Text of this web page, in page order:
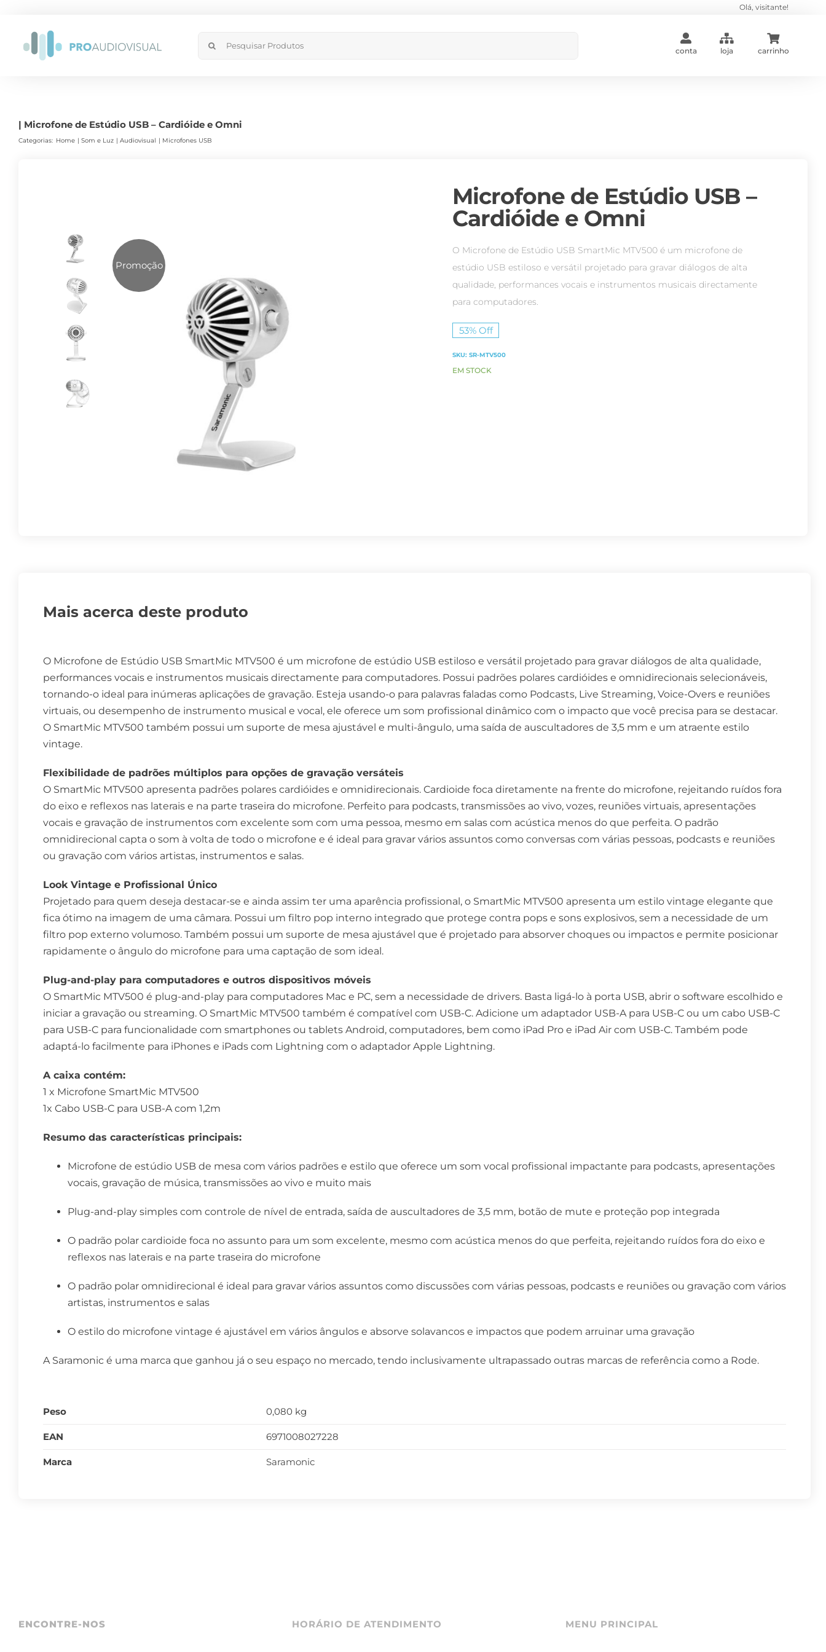
content
Olá, visitante!
Search
conta loja carrinho
| Microfone de Estúdio USB – Cardióide e Omni
Categorias: Home Som e Luz Audiovisual Microfones USB
Promoção
Microfone de Estúdio USB –
Cardióide e Omni
O Microfone de Estúdio USB SmartMic MTV500 é um microfone de
estúdio USB estiloso e versátil projetado para gravar diálogos de alta
qualidade, performances vocais e instrumentos musicais directamente
para computadores.
53% Off
SKU:SR-MTV500
EM STOCK
Mais acerca deste produto
O Microfone de Estúdio USB SmartMic MTV500 é um microfone de estúdio USB estiloso e versátil projetado para gravar diálogos de alta qualidade,
performances vocais e instrumentos musicais directamente para computadores. Possui padrões polares cardióides e omnidirecionais selecionáveis,
tornando-o ideal para inúmeras aplicações de gravação. Esteja usando-o para palavras faladas como Podcasts, Live Streaming, Voice-Overs e reuniões
virtuais, ou desempenho de instrumento musical e vocal, ele oferece um som profissional dinâmico com o impacto que você precisa para se destacar.
O SmartMic MTV500 também possui um suporte de mesa ajustável e multi-ângulo, uma saída de auscultadores de 3,5 mm e um atraente estilo
vintage.
Flexibilidade de padrões múltiplos para opções de gravação versáteis
O SmartMic MTV500 apresenta padrões polares cardióides e omnidirecionais. Cardioide foca diretamente na frente do microfone, rejeitando ruídos fora
do eixo e reflexos nas laterais e na parte traseira do microfone. Perfeito para podcasts, transmissões ao vivo, vozes, reuniões virtuais, apresentações
vocais e gravação de instrumentos com excelente som com uma pessoa, mesmo em salas com acústica menos do que perfeita. O padrão
omnidirecional capta o som à volta de todo o microfone e é ideal para gravar vários assuntos como conversas com várias pessoas, podcasts e reuniões
ou gravação com vários artistas, instrumentos e salas.
Look Vintage e Profissional Único
Projetado para quem deseja destacar-se e ainda assim ter uma aparência profissional, o SmartMic MTV500 apresenta um estilo vintage elegante que
fica ótimo na imagem de uma câmara. Possui um filtro pop interno integrado que protege contra pops e sons explosivos, sem a necessidade de um
filtro pop externo volumoso. Também possui um suporte de mesa ajustável que é projetado para absorver choques ou impactos e permite posicionar
rapidamente o ângulo do microfone para uma captação de som ideal.
Plug-and-play para computadores e outros dispositivos móveis
O SmartMic MTV500 é plug-and-play para computadores Mac e PC, sem a necessidade de drivers. Basta ligá-lo à porta USB, abrir o software escolhido e
iniciar a gravação ou streaming. O SmartMic MTV500 também é compatível com USB-C. Adicione um adaptador USB-A para USB-C ou um cabo USB-C
para USB-C para funcionalidade com smartphones ou tablets Android, computadores, bem como iPad Pro e iPad Air com USB-C. Também pode
adaptá-lo facilmente para iPhones e iPads com Lightning com o adaptador Apple Lightning.
A caixa contém:
1 x Microfone SmartMic MTV500
1x Cabo USB-C para USB-A com 1,2m
Resumo das características principais:
Microfone de estúdio USB de mesa com vários padrões e estilo que oferece um som vocal profissional impactante para podcasts, apresentações
vocais, gravação de música, transmissões ao vivo e muito mais
Plug-and-play simples com controle de nível de entrada, saída de auscultadores de 3,5 mm, botão de mute e proteção pop integrada
O padrão polar cardioide foca no assunto para um som excelente, mesmo com acústica menos do que perfeita, rejeitando ruídos fora do eixo e
reflexos nas laterais e na parte traseira do microfone
O padrão polar omnidirecional é ideal para gravar vários assuntos como discussões com várias pessoas, podcasts e reuniões ou gravação com vários
artistas, instrumentos e salas
O estilo do microfone vintage é ajustável em vários ângulos e absorve solavancos e impactos que podem arruinar uma gravação
A Saramonic é uma marca que ganhou já o seu espaço no mercado, tendo inclusivamente ultrapassado outras marcas de referência como a Rode.
Peso 0,080 kg
EAN 6971008027228
Marca Saramonic
ENCONTRE-NOS HORÁRIO DE ATENDIMENTO MENU PRINCIPAL